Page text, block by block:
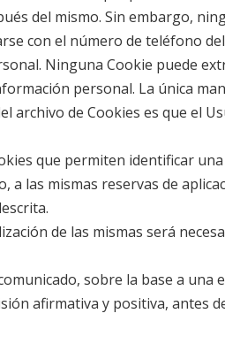
del mismo. Sin embargo,
con el número de teléfono
Ninguna Cookie puede
personal. La única
archivo de Cookies es que el
que permiten identificar
a las mismas reservas de
de las mismas será
sobre la base a una
afirmativa y positiva, antes